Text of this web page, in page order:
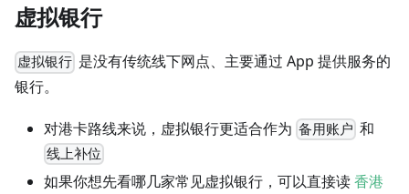
虚拟银行
虚拟银行 是没有传统线下网点、主要通过 App 提供服务的
银行。
对港卡路线来说，虚拟银行更适合作为 备用账户 和
线上补位
如果你想先看哪几家常见虚拟银行，可以直接读香港